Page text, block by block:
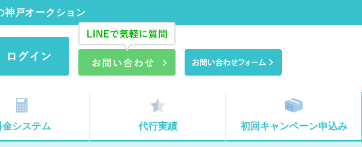
神戸オークション
金システム 代行実績 初回キャンペーン申込み